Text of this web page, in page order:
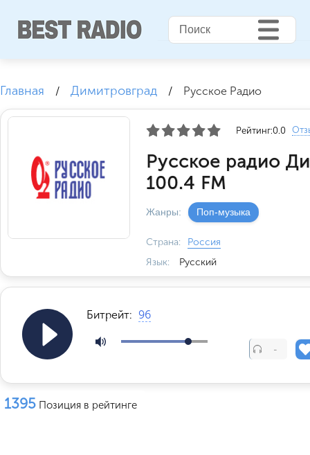
Главная / Димитровград / Русское Радио
Рейтинг:0.0
Русское радио
100.4 FM
Жанры: Поп-музыка
Страна:
Россия
Язык:
Русский
Битрейт: 96
-
1395 Позиция в рейтинге